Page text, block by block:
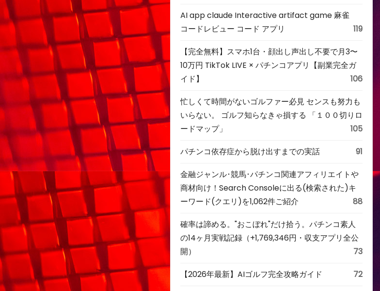
AI app claude Interactive artifact game 麻雀
コードレビュー コード アプリ
119
【完全無料】スマホ1台・顔出し声出し不要で月3〜
10万円 TikTok LIVE × パチンコアプリ【副業完全ガ
イド】
106
忙しくて時間がないゴルファー必見 センスも努力も
いらない。 ゴルフ知らなきゃ損する 「１００切りロ
ードマップ」
105
パチンコ依存症から脱け出すまでの実話 91
金融ジャンル･競馬･パチンコ関連アフィリエイトや
商材向け！Search Consoleに出る(検索された)キ
ーワード(クエリ)を1,062件ご紹介
88
確率は諦める。"おこぼれ"だけ拾う。パチンコ素人
の14ヶ月実戦記録（+1,769,346円・収支アプリ全公
開）
73
【2026年最新】AIゴルフ完全攻略ガイド 72